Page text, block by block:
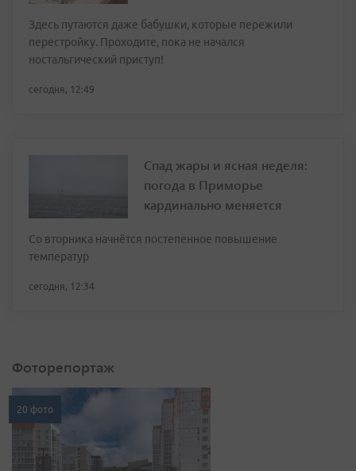
Здесь путаются даже бабушки, которые пережили
перестройку. Проходите, пока не начался
ностальгический приступ!
сегодня, 12:49
Спад жары и ясная неделя:
погода в Приморье
кардинально меняется
Со вторника начнётся постепенное повышение
температур
сегодня, 12:34
Фоторепортаж
20 фото